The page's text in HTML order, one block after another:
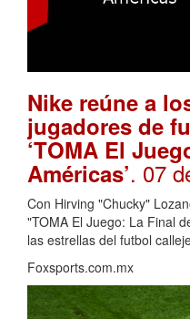
Nike reúne a
jugadores de
‘TOMA El
Américas’. 07
Con Hirving "Chucky"
"TOMA El Juego: La Final
las estrellas del futbol
Foxsports.com.mx